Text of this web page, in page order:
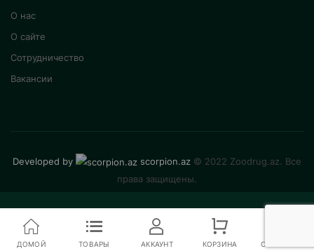
О нас
О сайте
Сотрудничество
Вакансии
Developed by scorpion.az © 2022 Zoodrug.az. Все
права защищены.
ДОМОЙ ТОВАРЫ АККАУНТ КОРЗИНА СРАВНЕНИЕ